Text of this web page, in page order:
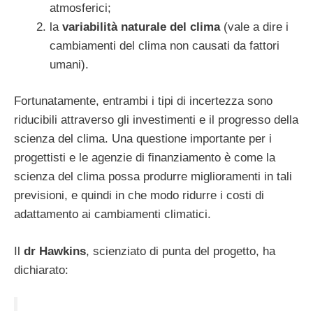
atmosferici;
la variabilità naturale del clima(vale a dire i
cambiamenti del clima non causati da fattori
umani).
Fortunatamente, entrambi i tipi di incertezza sono
riducibili attraverso gli investimenti e il progresso della
scienza del clima. Una questione importante per i
progettisti e le agenzie di finanziamento è come la
scienza del clima possa produrre miglioramenti in tali
previsioni, e quindi in che modo ridurre i costi di
adattamento ai cambiamenti climatici.
Il dr Hawkins, scienziato di punta del progetto, ha
dichiarato: